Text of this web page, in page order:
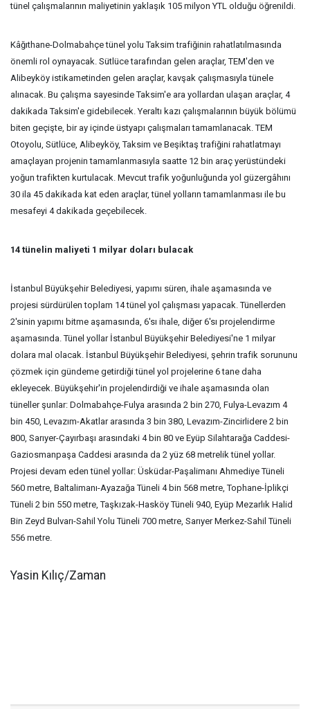
tünel çalışmalarının maliyetinin yaklaşık 105 milyon YTL olduğu öğrenildi.
Kâğıthane-Dolmabahçe tünel yolu Taksim trafiğinin rahatlatılmasında
önemli rol oynayacak. Sütlüce tarafından gelen araçlar, TEM'den ve
Alibeyköy istikametinden gelen araçlar, kavşak çalışmasıyla tünele
alınacak. Bu çalışma sayesinde Taksim'e ara yollardan ulaşan araçlar, 4
dakikada Taksim'e gidebilecek. Yeraltı kazı çalışmalarının büyük bölümü
biten geçişte, bir ay içinde üstyapı çalışmaları tamamlanacak. TEM
Otoyolu, Sütlüce, Alibeyköy, Taksim ve Beşiktaş trafiğini rahatlatmayı
amaçlayan projenin tamamlanmasıyla saatte 12 bin araç yerüstündeki
yoğun trafikten kurtulacak. Mevcut trafik yoğunluğunda yol güzergâhını
30 ila 45 dakikada kat eden araçlar, tünel yolların tamamlanması ile bu
mesafeyi 4 dakikada geçebilecek.
14 tünelin maliyeti 1 milyar doları bulacak
İstanbul Büyükşehir Belediyesi, yapımı süren, ihale aşamasında ve
projesi sürdürülen toplam 14 tünel yol çalışması yapacak. Tünellerden
2'sinin yapımı bitme aşamasında, 6'sı ihale, diğer 6'sı projelendirme
aşamasında. Tünel yollar İstanbul Büyükşehir Belediyesi'ne 1 milyar
dolara mal olacak. İstanbul Büyükşehir Belediyesi, şehrin trafik sorununu
çözmek için gündeme getirdiği tünel yol projelerine 6 tane daha
ekleyecek. Büyükşehir'in projelendirdiği ve ihale aşamasında olan
tüneller şunlar: Dolmabahçe-Fulya arasında 2 bin 270, Fulya-Levazım 4
bin 450, Levazım-Akatlar arasında 3 bin 380, Levazım-Zincirlidere 2 bin
800, Sarıyer-Çayırbaşı arasındaki 4 bin 80 ve Eyüp Silahtarağa Caddesi-
Gaziosmanpaşa Caddesi arasında da 2 yüz 68 metrelik tünel yollar.
Projesi devam eden tünel yollar: Üsküdar-Paşalimanı Ahmediye Tüneli
560 metre, Baltalimanı-Ayazağa Tüneli 4 bin 568 metre, Tophane-İplikçi
Tüneli 2 bin 550 metre, Taşkızak-Hasköy Tüneli 940, Eyüp Mezarlık Halid
Bin Zeyd Bulvarı-Sahil Yolu Tüneli 700 metre, Sarıyer Merkez-Sahil Tüneli
556 metre.
Yasin Kılıç/Zaman